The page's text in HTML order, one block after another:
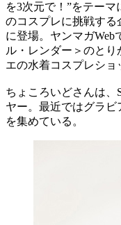
を3次元で！”をテー
のコスプレに挑戦する
に登場。ヤンマガWeb
ル・レンダー＞のと
エの水着コスプレショ
ちょころいどさんは、
ヤー。最近ではグラビ
を集めている。